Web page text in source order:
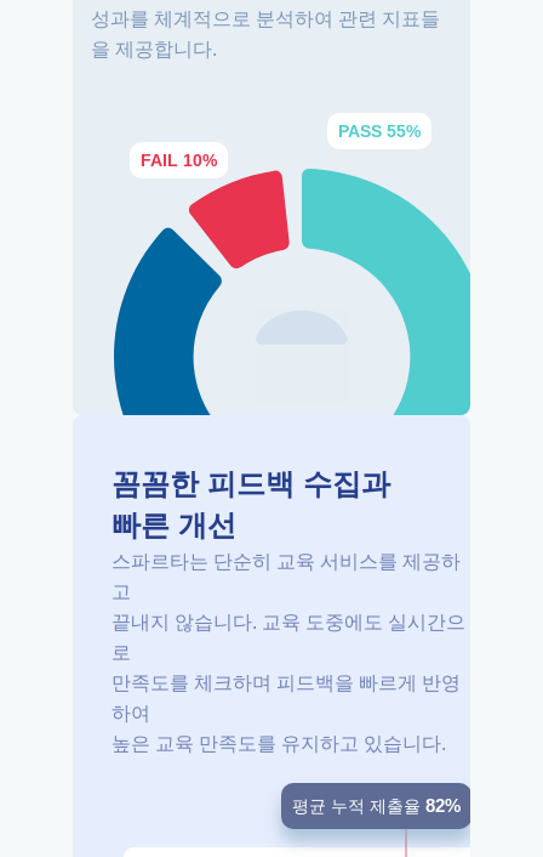
성과를 체계적으로 분석하여 관련 지표들
을 제공합니다.
PASS 55%
FAIL 10%
꼼꼼한 피드백 수집과
빠른 개선
스파르타는 단순히 교육 서비스를 제공하
고
끝내지 않습니다. 교육 도중에도 실시간으
로
만족도를 체크하며 피드백을 빠르게 반영
하여
높은 교육 만족도를 유지하고 있습니다.
평균 누적 제출율 82%